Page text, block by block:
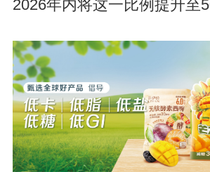
2026年内将这一比例提升至